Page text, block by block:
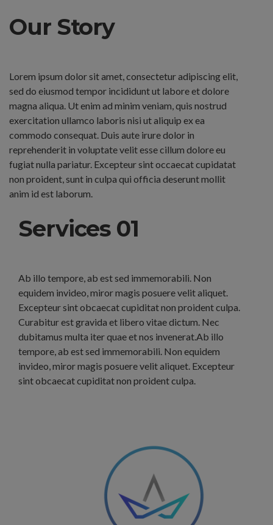
Our Story
Lorem ipsum dolor sit amet, consectetur adipiscing elit,
sed do eiusmod tempor incididunt ut labore et dolore
magna aliqua. Ut enim ad minim veniam, quis nostrud
exercitation ullamco laboris nisi ut aliquip ex ea
commodo consequat. Duis aute irure dolor in
reprehenderit in voluptate velit esse cillum dolore eu
fugiat nulla pariatur. Excepteur sint occaecat cupidatat
non proident, sunt in culpa qui officia deserunt mollit
anim id est laborum.
Services 01
Ab illo tempore, ab est sed immemorabili. Non
equidem invideo, miror magis posuere velit aliquet.
Excepteur sint obcaecat cupiditat non proident culpa.
Curabitur est gravida et libero vitae dictum. Nec
dubitamus multa iter quae et nos invenerat.Ab illo
tempore, ab est sed immemorabili. Non equidem
invideo, miror magis posuere velit aliquet. Excepteur
sint obcaecat cupiditat non proident culpa.